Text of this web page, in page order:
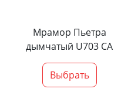
Мрамор Пьетра
дымчатый U703 CA
Выбрать